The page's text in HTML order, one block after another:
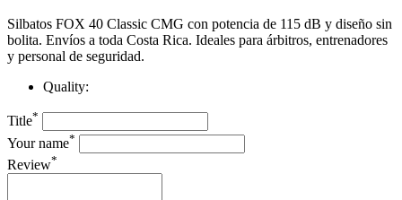
Silbatos FOX 40 Classic CMG con potencia de 115 dB y diseño sin
bolita. Envíos a toda Costa Rica. Ideales para árbitros, entrenadores
y personal de seguridad.
Quality:
Title*
Your name*
Review*